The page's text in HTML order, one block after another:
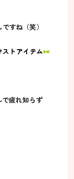
すね（笑）
トアイテム👀
疲れ知らず